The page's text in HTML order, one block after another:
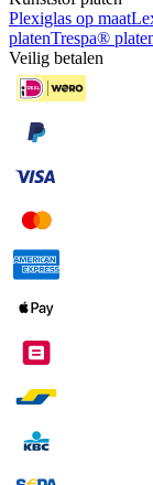
Plexiglas op maat
platenTrespa®
Veilig betalen